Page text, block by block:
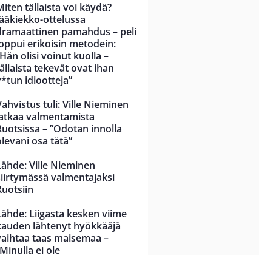
tällaista voi käydä?
ottelussa
pamahdus – peli
erikoisin metodein:
olisi voinut kuolla –
tekevät ovat ihan
idiootteja”
tuli: Ville Nieminen
valmentamista
– ”Odotan innolla
osa tätä”
Ville Nieminen
valmentajaksi
Liigasta kesken viime
lähtenyt hyökkääjä
taas maisemaa –
ei ole